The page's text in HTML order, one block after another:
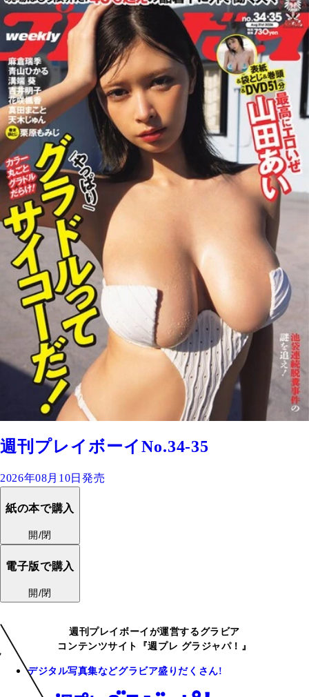
週刊プレイボーイNo.34-35
2026年08月10日発売
紙の本で購入
開/閉
電子版で購入
開/閉
週刊プレイボーイが運営するグラビア
コンテンツサイト『週プレ グラジャパ！』
デジタル写真集などグラビア盛りだくさん!